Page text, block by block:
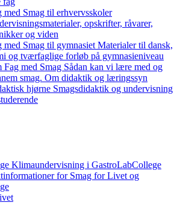
med Smag til erhvervsskoler
opskrifter, råvarer,
og viden
med Smag til gymnasiet Materialer til dansk,
og tværfaglige forløb på gymnasieniveau
Fag med Smag Sådan kan vi lære med og
smag. Om didaktik og læringssyn
hjørne Smagsdidaktik og undervisning
Klimaundervisning i GastroLabCollege
for Smag for Livet og